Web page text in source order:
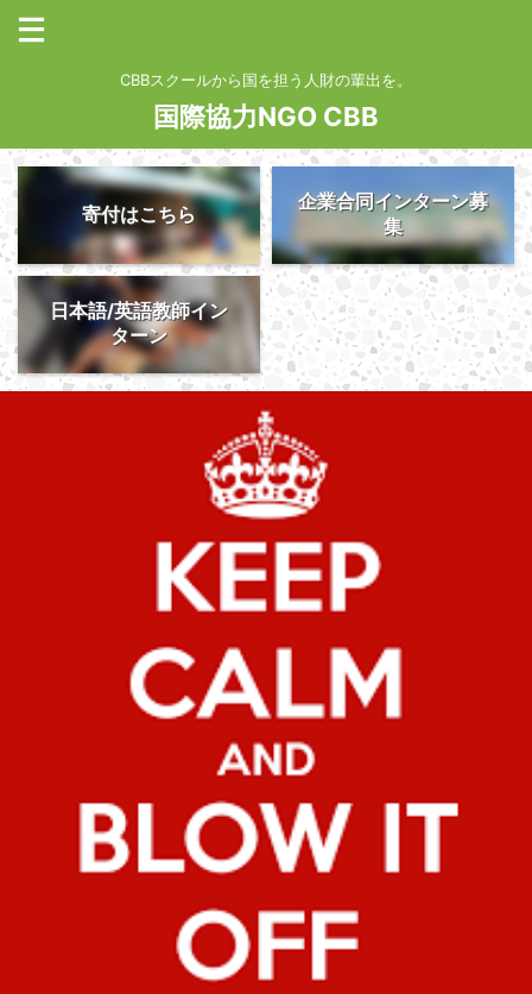
CBBスクールから国を担う人財の輩出を。
国際協力NGO CBB
寄付はこちら
企業合同インターン募
集
日本語/英語教師イン
ターン